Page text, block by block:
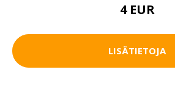
4 EUR
LISÄTIETOJA